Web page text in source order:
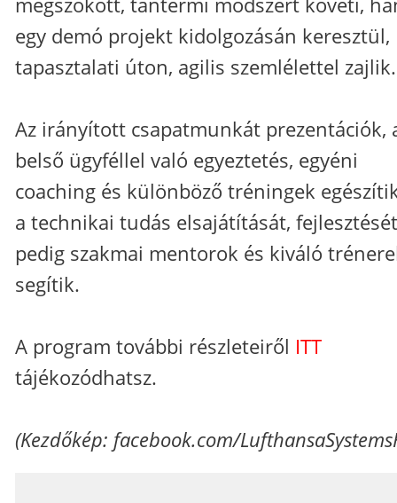
egy demó projekt kidolgozásán keresztül,
tapasztalati úton, agilis szemlélettel zajlik.
Az irányított csapatmunkát prezentációk,
belső ügyféllel való egyeztetés, egyéni
coaching és különböző tréningek
a technikai tudás elsajátítását, fejlesztését
pedig szakmai mentorok és kiváló
segítik.
A program további részleteiről ITT
tájékozódhatsz.
(Kezdőkép: facebook.com/